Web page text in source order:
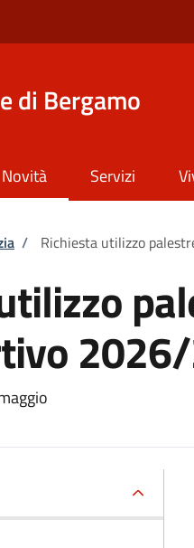
di Bergamo
Novità Servizi
/ Richiesta utilizzo